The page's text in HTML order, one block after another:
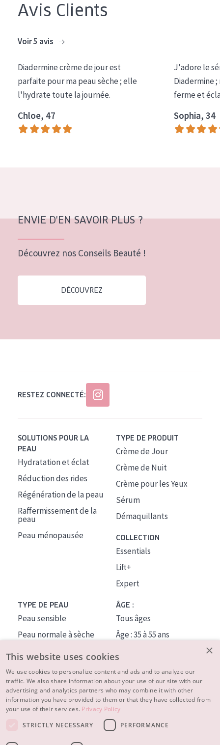
Peau mixte ou grasse
ÂGE :
Tous âges
Âge : 35 à 55 ans
Âge : 55+
Avis Clients
Voir 5 avis
Diadermine crème de jour est
parfaite pour ma peau sèche ; elle
l'hydrate toute la journée.
Chloe, 47
J'adore le
Diadermine
ferme et
Sophia, 34
ENVIE D'EN SAVOIR PLUS ?
Découvrez nos Conseils Beauté !
DÉCOUVREZ
RESTEZ CONNECTÉ:
SOLUTIONS POUR LA
PEAU
Hydratation et éclat
Réduction des rides
Régénération de la peau
Raffermissement de la
peau
Peau ménopausée
TYPE DE PRODUIT
Crème de Jour
Crème de Nuit
Crème pour les Yeux
Sérum
Démaquillants
COLLECTION
Essentials
Lift+
Expert
TYPE DE PEAU
Peau sensible
Peau normale à sèche
Peau mixte ou grasse
Peau mature
Peau ménopausée
ÂGE :
Tous âges
Âge : 35 à 55 ans
À PROPOS
CONSEILS BEAUTÉ
×
This website uses cookies
We use cookies to personalize content and ads and to analyze our
traffic. We also share information about your use of our site with our
advertising and analytics partners who may combine it with other
information you have provided to them or that they have collected from
your use of their services. Privacy Policy
STRICTLY NECESSARY
PERFORMANCE